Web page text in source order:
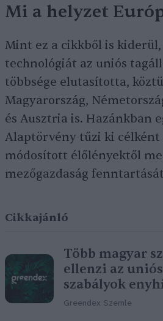
Mi a helyzet
Mint ez a cikkből is kiderül,
technológiát az uniós
többsége elutasította,
Magyarország,
és Ausztria is. Hazánkban
Alaptörvény tűzi ki célként
módosított élőlényektől
mezőgazdaság
Cikkajánló
Több magyar
ellenzi az
szabályok
Greendex Szemle